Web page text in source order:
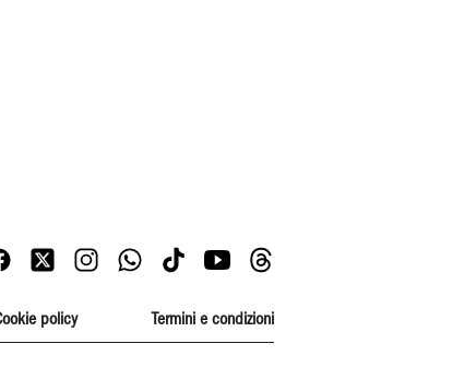
policy Termini e condizioni